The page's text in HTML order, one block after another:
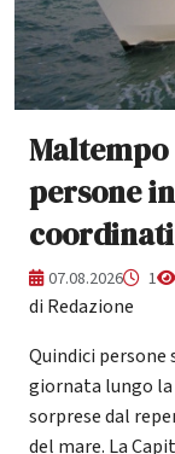
Maltempo
persone
07.08.2026 1
di Redazione
Quindici persone
giornata lungo la
sorprese dal
del mare. La